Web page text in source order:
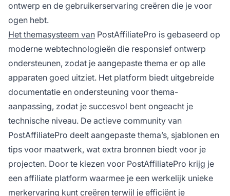
ontwerp en de gebruikerservaring creëren die je voor
ogen hebt.
Het themasysteem van PostAffiliatePro is gebaseerd op
moderne webtechnologieën die responsief ontwerp
ondersteunen, zodat je aangepaste thema er op alle
apparaten goed uitziet. Het platform biedt uitgebreide
documentatie en ondersteuning voor thema-
aanpassing, zodat je succesvol bent ongeacht je
technische niveau. De actieve community van
PostAffiliatePro deelt aangepaste thema’s, sjablonen en
tips voor maatwerk, wat extra bronnen biedt voor je
projecten. Door te kiezen voor PostAffiliatePro krijg je
een affiliate platform waarmee je een werkelijk unieke
merkervaring kunt creëren terwijl je efficiënt je